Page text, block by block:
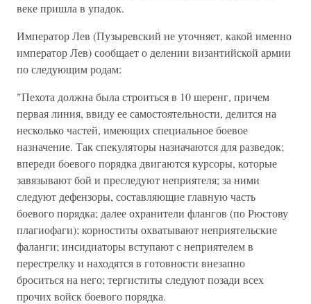
веке пришла в упадок.
Император Лев (Пузыревский не уточняет, какой именно
император Лев) сообщает о делении византийской армии
по следующим родам:
"Пехота должна была строиться в 10 шеренг, причем
первая линия, ввиду ее самостоятельности, делится на
несколько частей, имеющих специальное боевое
назначение. Так спекуляторы назначаются для разведок;
впереди боевого порядка двигаются курсоры, которые
завязывают бой и преследуют неприятеля; за ними
следуют дефензоры, составляющие главную часть
боевого порядка; далее охранители флангов (по Рюстову
плагиофаги); корноститы охватывают неприятельские
фаланги; инсидиаторы вступают с неприятелем в
перестрелку и находятся в готовности внезапно
броситься на него; тергиститы следуют позади всех
прочих войск боевого порядка.